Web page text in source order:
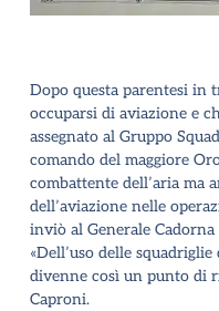
Dopo questa parentesi in
occuparsi di aviazione e
assegnato al Gruppo
comando del maggiore
combattente dell’aria ma
dell’aviazione nelle
inviò al Generale
«Dell’uso delle
divenne così un punto di
Caproni.